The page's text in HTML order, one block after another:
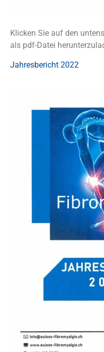
Klicken Sie auf den
als pdf-Datei
Jahresbericht 2022